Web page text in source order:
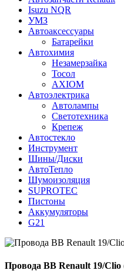
Isuzu NQR
УМЗ
Автоаксессуары
Батарейки
Автохимия
Незамерзайка
Тосол
AXIOM
Автоэлектрика
Автолампы
Светотехника
Крепеж
Автостекло
Инструмент
Шины/Диски
АвтоТепло
Шумоизоляция
SUPROTEC
Пистоны
Аккумуляторы
G21
Провода ВВ Renault 19/Clio